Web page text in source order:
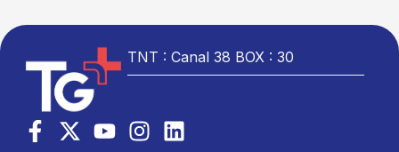
TNT : Canal 38 BOX : 30